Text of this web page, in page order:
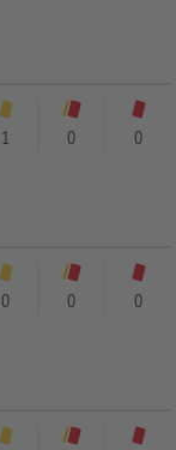
1 0 0
0 0 0